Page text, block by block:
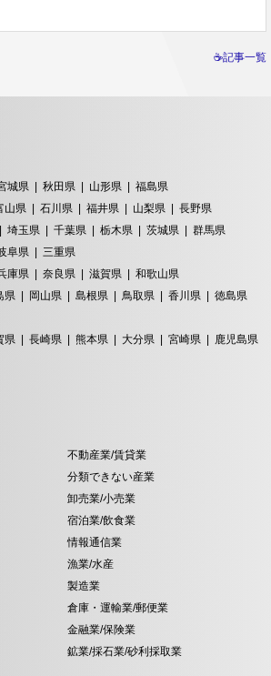
☕記事一覧
城県 秋田県 山形県
福島県
山県 石川県 福井県 山梨県
長野県
埼玉県 千葉県 栃木県 茨城県
群馬県
阜県
三重県
庫県 奈良県 滋賀県
和歌山県
県 岡山県 島根県 鳥取県 香川県
徳島県
県 長崎県 熊本県 大分県 宮崎県
鹿児島県
不動産業/賃貸業
分類できない産業
卸売業/小売業
宿泊業/飲食業
情報通信業
漁業/水産
製造業
倉庫・運輸業/郵便業
金融業/保険業
鉱業/採石業/砂利採取業